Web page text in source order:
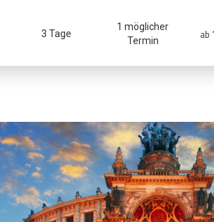
3 Tage
1 möglicher
Termin
ab